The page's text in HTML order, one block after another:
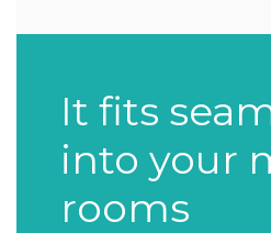
It fits
into your
rooms